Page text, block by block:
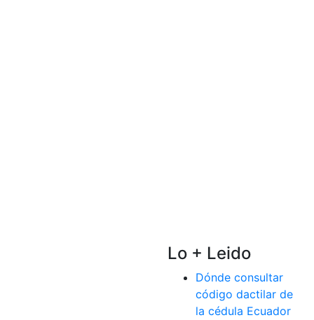
Lo + Leido
Dónde consultar
código dactilar de
la cédula Ecuador